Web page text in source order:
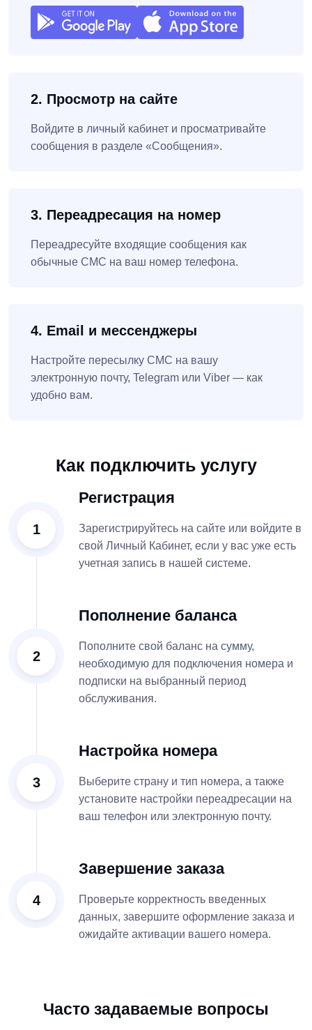
2. Просмотр на сайте
Войдите в личный кабинет и просматривайте
сообщения в разделе «Сообщения».
3. Переадресация на номер
Переадресуйте входящие сообщения как
обычные СМС на ваш номер телефона.
4. Email и мессенджеры
Настройте пересылку СМС на вашу
электронную почту, Telegram или Viber — как
удобно вам.
Как подключить услугу
1
Регистрация
Зарегистрируйтесь на сайте или войдите в
свой Личный Кабинет, если у вас уже есть
учетная запись в нашей системе.
2
Пополнение баланса
Пополните свой баланс на сумму,
необходимую для подключения номера и
подписки на выбранный период
обслуживания.
3
Настройка номера
Выберите страну и тип номера, а также
установите настройки переадресации на
ваш телефон или электронную почту.
4
Завершение заказа
Проверьте корректность введенных
данных, завершите оформление заказа и
ожидайте активации вашего номера.
Часто задаваемые вопросы